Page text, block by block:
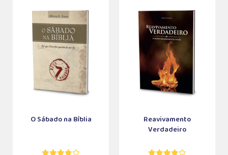
O Sábado na Bíblia
Reavivamento
Verdadeiro